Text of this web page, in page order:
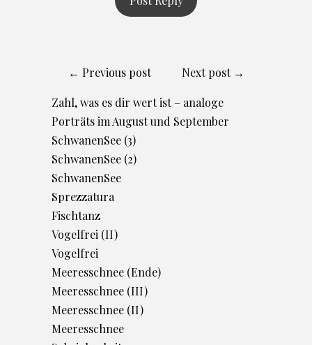
← Previous post Next post →
Zahl, was es dir wert ist – analoge
Porträts im August und September
SchwanenSee (3)
SchwanenSee (2)
SchwanenSee
Sprezzatura
Fischtanz
Vogelfrei (II)
Vogelfrei
Meeresschnee (Ende)
Meeresschnee (III)
Meeresschnee (II)
Meeresschnee